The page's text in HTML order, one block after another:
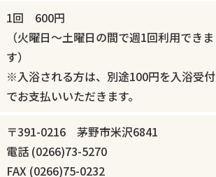
1回 600円
（火曜日～土曜日の間で週1回利用できま
す）
※入浴される方は、別途100円を入浴受付
でお支払いいただきます。
〒391-0216 茅野市米沢6841
電話 (0266)73-5270
FAX (0266)75-0232